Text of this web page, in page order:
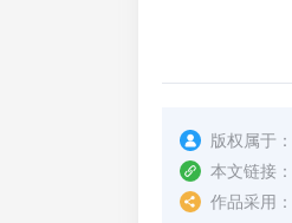
版权属于：
本文链接：
作品采用：